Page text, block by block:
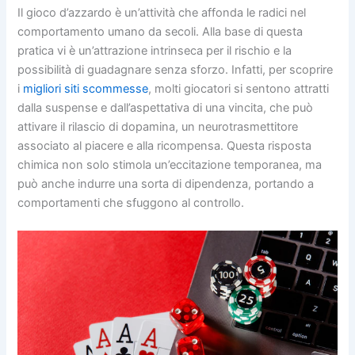
Il gioco d’azzardo è un’attività che affonda le radici nel
comportamento umano da secoli. Alla base di questa
pratica vi è un’attrazione intrinseca per il rischio e la
possibilità di guadagnare senza sforzo. Infatti, per scoprire
i migliori siti scommesse, molti giocatori si sentono attratti
dalla suspense e dall’aspettativa di una vincita, che può
attivare il rilascio di dopamina, un neurotrasmettitore
associato al piacere e alla ricompensa. Questa risposta
chimica non solo stimola un’eccitazione temporanea, ma
può anche indurre una sorta di dipendenza, portando a
comportamenti che sfuggono al controllo.